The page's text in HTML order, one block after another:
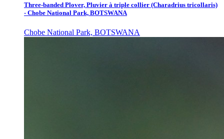
Three-banded Plover, Pluvier à triple collier (Charadrius tricollaris)
- Chobe National Park, BOTSWANA
Chobe National Park, BOTSWANA